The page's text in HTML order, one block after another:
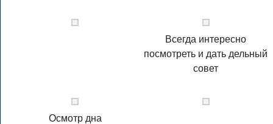
Всегда интересно
посмотреть и дать дельный
совет
Осмотр дна